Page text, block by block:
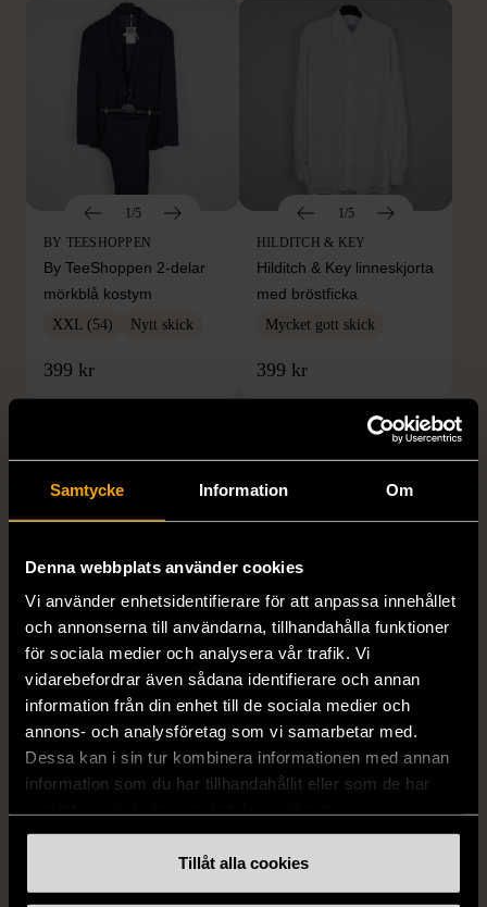
Samtycke Information Om
Denna webbplats använder cookies
Vi använder enhetsidentifierare för att anpassa innehållet
och annonserna till användarna, tillhandahålla funktioner
för sociala medier och analysera vår trafik. Vi
vidarebefordrar även sådana identifierare och annan
information från din enhet till de sociala medier och
annons- och analysföretag som vi samarbetar med.
Dessa kan i sin tur kombinera informationen med annan
information som du har tillhandahållit eller som de har
Tillåt alla cookies
1/5
BY TEESHOPPEN
By TeeShoppen 2-delar
mörkblå kostym
XXL (54) Nytt skick
399 kr
1/5
HILDITCH & KEY
Hilditch & Key linneskjorta
med bröstficka
Mycket gott skick
399 kr
DRESSMANN
Dressmann -
Kostymbyxor med
pressveck
Gott skick
1/5
BONDELID
Bondelid - Randig skjorta
- Blå vit
XL (52)
Mycket gott skick